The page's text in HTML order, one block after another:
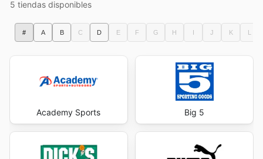
5 tiendas disponibles
# A B C D E F G H I J K L
Academy Sports Big 5